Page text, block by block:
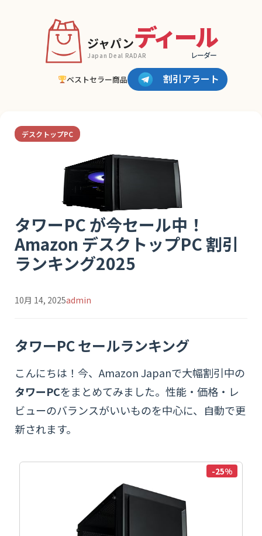
ジャパンディール
Japan Deal RADAR レーダー
ベストセラー商品 割引アラート
デスクトップPC
タワーPC が今セール中！
Amazon デスクトップPC 割引
ランキング2025
10月 14, 2025admin
タワーPC セールランキング
こんにちは！今、Amazon Japanで大幅割引中の
タワーPCをまとめてみました。性能・価格・レ
ビューのバランスがいいものを中心に、自動で更
新されます。
-25%